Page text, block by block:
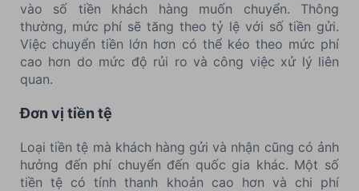
vào số tiền khách hàng muốn chuyển. Thông
thường, mức phí sẽ tăng theo tỷ lệ với số tiền gửi.
Việc chuyển tiền lớn hơn có thể kéo theo mức phí
cao hơn do mức độ rủi ro và công việc xử lý liên
quan.
Đơn vị tiền tệ
Loại tiền tệ mà khách hàng gửi và nhận cũng có ảnh
hưởng đến phí chuyển đến quốc gia khác. Một số
tiền tệ có tính thanh khoản cao hơn và chi phí